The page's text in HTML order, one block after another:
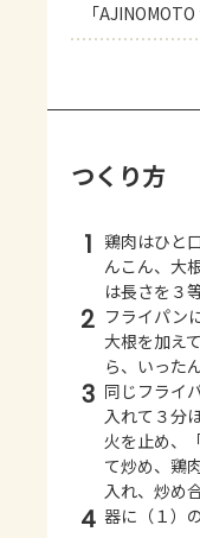
「AJINOMOTO
つくり方
1 鶏肉はひと
んこん、大
は長さを３
2 フライパン
大根を加え
ら、いった
3 同じフライ
入れて３分
火を止め、
て炒め、鶏
入れ、炒め
4 器に（１）